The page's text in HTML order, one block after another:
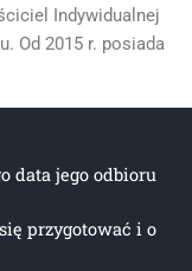
Indywidualnej
Od 2015 r. posiada
data jego odbioru
przygotować i o